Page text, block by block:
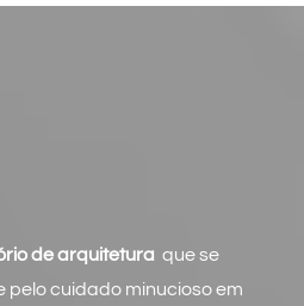
de arquitetura que se
cuidado minucioso em